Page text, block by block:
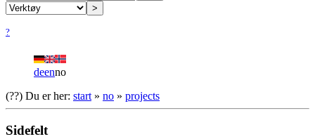
>
?
deenno
(??) Du er her: start » no » projects
Sidefelt